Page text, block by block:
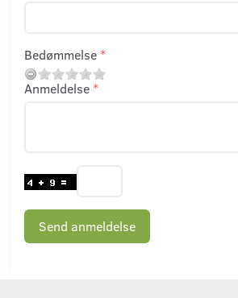
Bedømmelse
Anmeldelse
Send anmeldelse